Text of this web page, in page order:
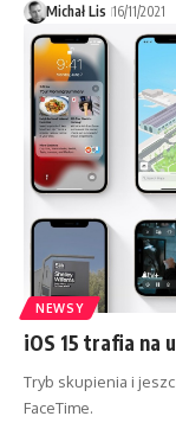
Michał Lis 16/11/2021
NEWSY
iOS 15 trafia na
Tryb skupienia i
FaceTime.